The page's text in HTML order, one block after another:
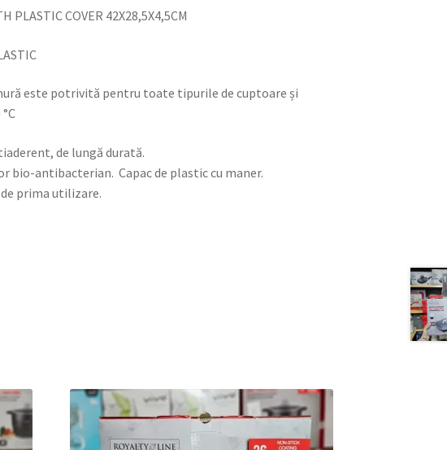
PLASTIC COVER 42X28,5X4,5CM
este potrivită pentru toate tipurile de cuptoare și
de lungă durată.
bio-antibacterian. Capac de plastic cu maner.
prima utilizare.